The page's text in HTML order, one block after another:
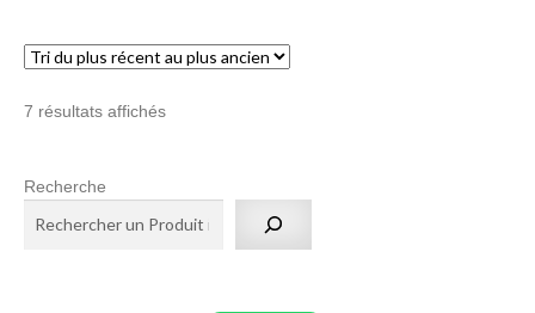
7 résultats affichésTrié
au
Recherche